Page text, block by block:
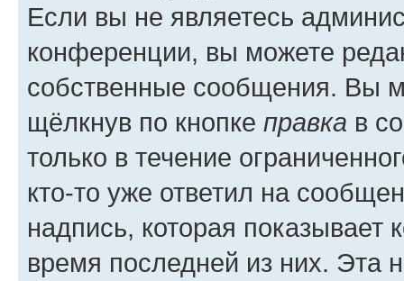
Если вы не являетесь
конференции, вы можете
собственные сообщения. Вы
щёлкнув по кнопке правка в
только в течение
кто-то уже ответил на
надпись, которая показывает
время последней из них. Эта